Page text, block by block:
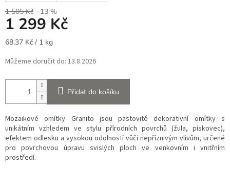
1 505 Kč –13 %
1 299 Kč
Měrná
68,37 Kč / 1 kg
Můžeme doručit do: 13.8.2026
Přidat do košíku
Mozaikové omítky Granito jsou pastovité dekorativní omítky s
unikátním vzhledem ve stylu přírodních povrchů (žula, pískovec),
efektem odlesku a vysokou odolností vůči nepříznivým vlivům, určené
pro povrchovou úpravu svislých ploch ve venkovním i vnitřním
prostředí.